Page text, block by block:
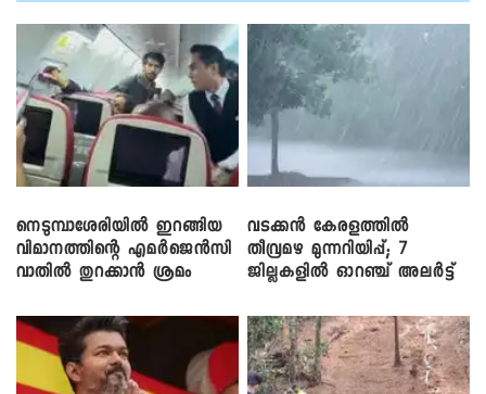
നെടുമ്പാശേരിയിൽ ഇറങ്ങിയ
വിമാനത്തിന്റെ എമർജെൻസി
വാതിൽ തുറക്കാൻ ശ്രമം
വടക്കൻ കേരളത്തിൽ
തീവ്രമഴ മുന്നറിയിപ്പ്; 7
ജില്ലകളിൽ ഓറഞ്ച് അലർട്ട്